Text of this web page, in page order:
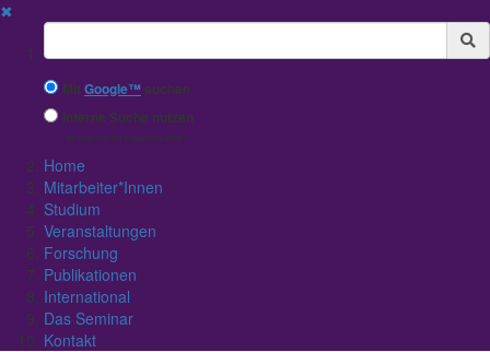
✖
Suchbegriff
MitGoogle™ suchen
Interne Suche nutzen
(eingeschränkte Ergebnisqualität)
Home
Mitarbeiter*Innen
Studium
Veranstaltungen
Forschung
Publikationen
International
Das Seminar
Kontakt